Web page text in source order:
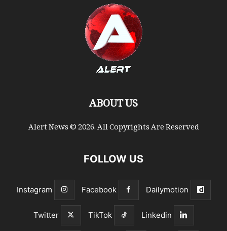
ABOUT US
Alert News © 2026. All Copyrights Are Reserved
FOLLOW US
Dailymotion
Facebook
Instagram
Linkedin
TikTok
Twitter